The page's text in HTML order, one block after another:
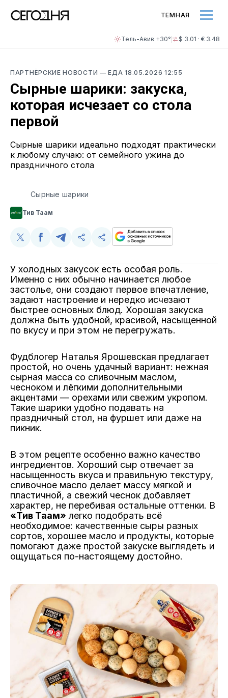
Тель-Авив +30° $ 3.01 · € 3.48
ТЕМНАЯ
ПАРТНЁРСКИЕ НОВОСТИ —ЕДА 18.05.2026 12:55
Сырные шарики: закуска,
которая исчезает со стола
первой
Сырные шарики идеально подходят практически
к любому случаю: от семейного ужина до
праздничного стола
Сырные шарики
Тив Таам
Поделиться
Twitter
Поделиться
Facebook
Поделиться
Telegram
Поделиться
WhatsApp
Скопируйте
поделитесь
ссылкой
У холодных закусок есть особая роль.
Именно с них обычно начинается любое
застолье, они создают первое впечатление,
задают настроение и нередко исчезают
быстрее основных блюд. Хорошая закуска
должна быть удобной, красивой, насыщенной
по вкусу и при этом не перегружать.
Фудблогер Наталья Ярошевская предлагает
простой, но очень удачный вариант: нежная
сырная масса со сливочным маслом,
чесноком и лёгкими дополнительными
акцентами — орехами или свежим укропом.
Такие шарики удобно подавать на
праздничный стол, на фуршет или даже на
пикник.
В этом рецепте особенно важно качество
ингредиентов. Хороший сыр отвечает за
насыщенность вкуса и правильную текстуру,
сливочное масло делает массу мягкой и
пластичной, а свежий чеснок добавляет
характер, не перебивая остальные оттенки. В
«Тив Таам» легко подобрать всё
необходимое: качественные сыры разных
сортов, хорошее масло и продукты, которые
помогают даже простой закуске выглядеть и
ощущаться по-настоящему достойно.